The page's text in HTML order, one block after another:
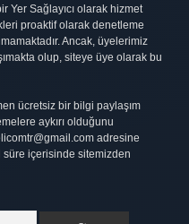
Yer Sağlayıcı olarak hizmet
proaktif olarak denetleme
Ancak, üyelerimiz
olup, siteye üye olarak bu
ücretsiz bir bilgi paylaşım
aykırı olduğunu
adresine
içerisinde sitemizden